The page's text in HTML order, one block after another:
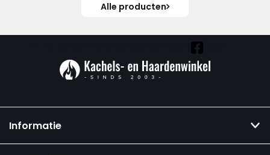
Alle producten
Informatie